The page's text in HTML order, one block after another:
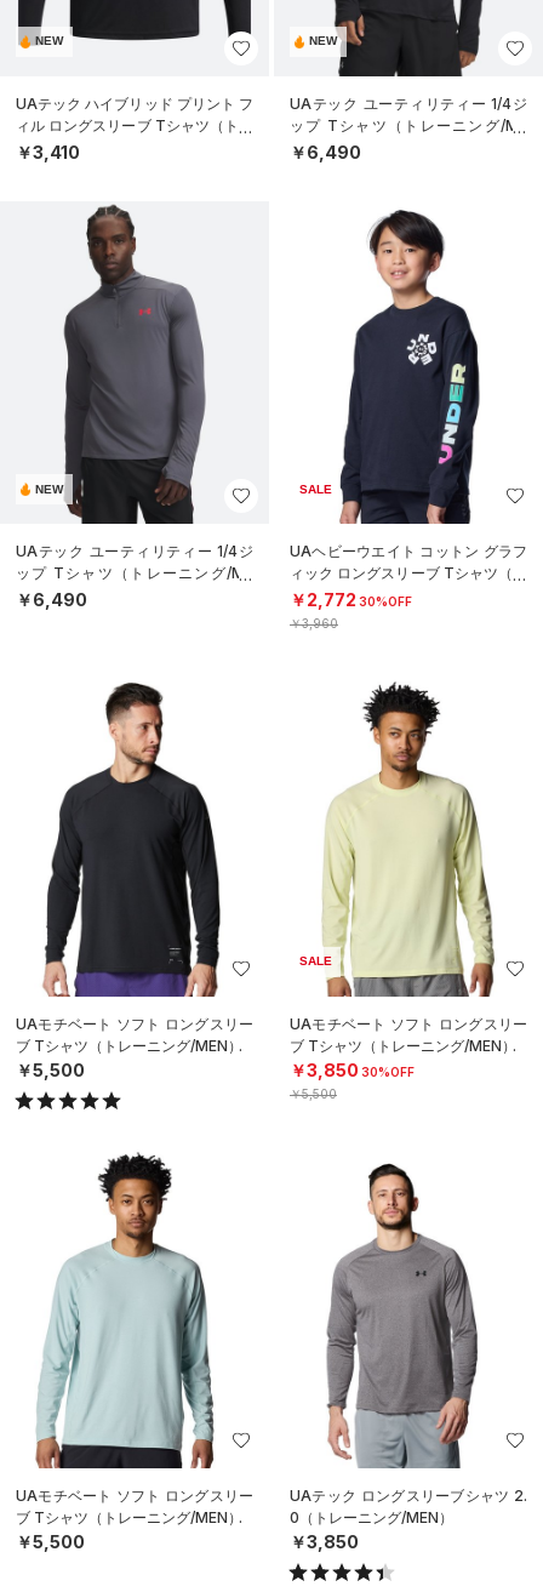
NEW
UAテック ハイブリッド プリント フ
ィル ロングスリーブ Tシャツ（トレ
ーニング/BOYS）
￥3,410
NEW
UAテック ユーティリティー 1/4ジ
ップ Tシャツ（トレーニング/ME
N）
￥6,490
NEW
UAテック ユーティリティー 1/4ジ
ップ Tシャツ（トレーニング/ME
N）
￥6,490
SALE
UAヘビーウエイト コットン グラフ
ィック ロングスリーブ Tシャツ（ト
レーニング/BOYS）
￥2,772 30%OFF
￥3,960
UAモチベート ソフト ロングスリー
ブ Tシャツ（トレーニング/MEN）
￥5,500
SALE
UAモチベート ソフト ロングスリー
ブ Tシャツ（トレーニング/MEN）
￥3,850 30%OFF
￥5,500
UAモチベート ソフト ロングスリー
ブ Tシャツ（トレーニング/MEN）
￥5,500
UAテック ロングスリーブシャツ 2.
0（トレーニング/MEN）
￥3,850